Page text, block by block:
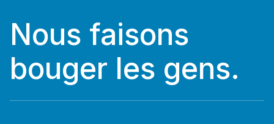
Nous faisons
bouger les gens.